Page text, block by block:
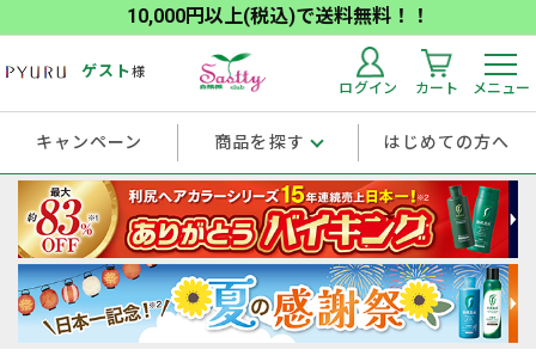
10,000円以上(税込)で送料無料！！
ゲスト様
ログイン カート メニュー
キャンペーン 商品を探す はじめての方へ